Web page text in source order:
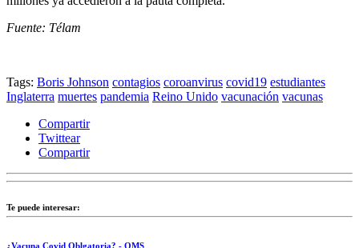
Fuente: Télam
Tags: Boris Johnson contagios coroanvirus covid19 estudiantes
Inglaterra muertes pandemia Reino Unido vacunación vacunas
Compartir
Twittear
Compartir
Te puede interesar:
¿Vacuna Covid Oblgatoria? - OMS